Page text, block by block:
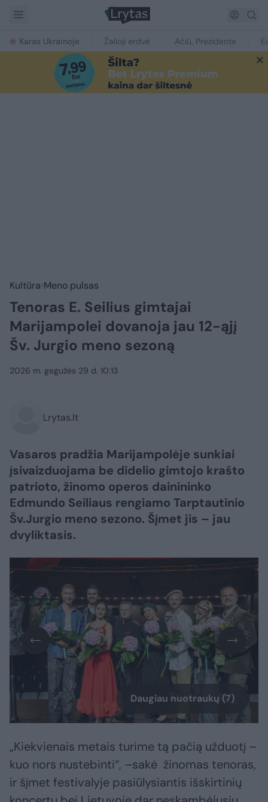
Karas Ukrainoje Žalioji erdvė Ačiū, Prezidente
Kultūra Meno pulsas
Tenoras E. Seilius gimtajai
Marijampolei dovanoja jau 12-ąjį
Šv. Jurgio meno sezoną
2026 m. gegužės 29 d. 10:13
Lrytas.lt
Vasaros pradžia Marijampolėje sunkiai
įsivaizduojama be didelio gimtojo krašto
patrioto, žinomo operos dainininko
Edmundo Seiliaus rengiamo Tarptautinio
Šv.Jurgio meno sezono. Šįmet jis – jau
dvyliktasis.
Daugiau nuotraukų (7)
„Kiekvienais metais turime tą pačią užduotį –
kuo nors nustebinti“, –sakė žinomas tenoras,
ir šįmet festivalyje pasiūlysiantis išskirtinių